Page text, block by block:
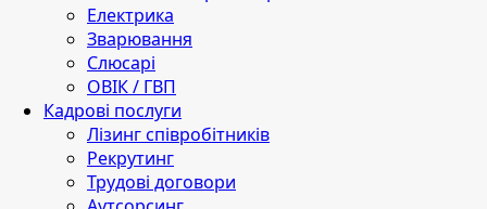
Електрика
Зварювання
Слюсарі
ОВІК / ГВП
Кадрові послуги
Лізинг співробітників
Рекрутинг
Трудові договори